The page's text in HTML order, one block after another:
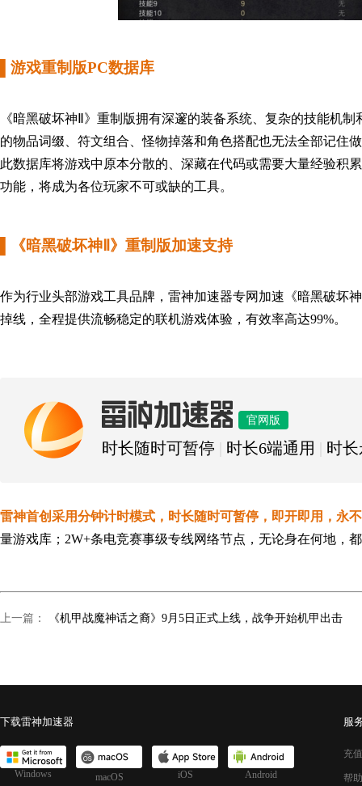
游戏重制版PC数据库
《暗黑破坏神Ⅱ》重制版拥有深邃的装备系统、复杂的技能机制
的物品词缀、符文组合、怪物掉落和角色搭配也无法全部记住
此数据库将游戏中原本分散的、深藏在代码或需要大量经验积
功能 ， 将成为各位玩家不可或缺的工具。
▌《暗黑破坏神Ⅱ》重制版加速支持
作为行业头部游戏工具品牌，雷神加速器专网加速 《暗黑破坏
掉线，全程提供流畅稳定的联机游戏体验，有效率高达99%。
雷神加速器 官网版
时长随时可暂停 时长6端通用 时
雷神首创采用分钟计时模式，时长随时可暂停，即开即用，永
量游戏库；2W+条电竞赛事级专线网络节点，无论身在何地，
上一篇： 《机甲战魔神话之裔》9月5日正式上线，战争开始机甲出击
下载雷神加速器
Windows macOS iOS Android
服
充
帮